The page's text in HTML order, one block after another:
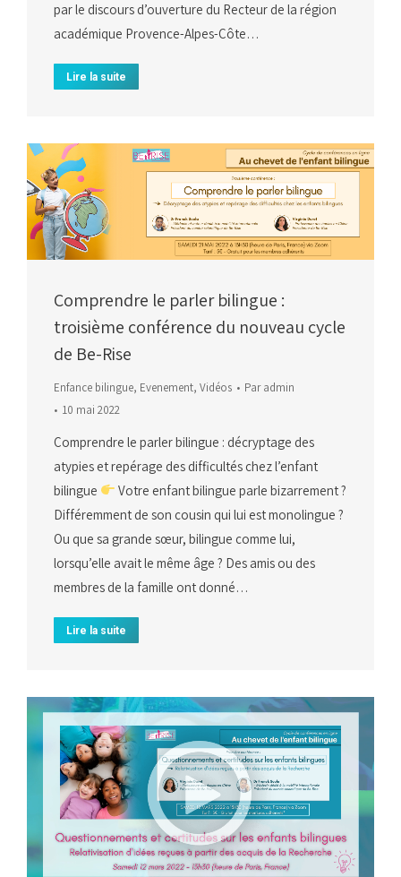
par le discours d’ouverture du Recteur de la région
académique Provence-Alpes-Côte…
Lire la suite
Comprendre le parler bilingue :
troisième conférence du nouveau cycle
de Be-Rise
Enfance bilingue, Evenement, Vidéos Paradmin
10 mai 2022
Comprendre le parler bilingue : décryptage des
atypies et repérage des difficultés chez l’enfant
bilingue
Votre enfant bilingue parle bizarrement ?
Différemment de son cousin qui lui est monolingue ?
Ou que sa grande sœur, bilingue comme lui,
lorsqu’elle avait le même âge ? Des amis ou des
membres de la famille ont donné…
Lire la suite